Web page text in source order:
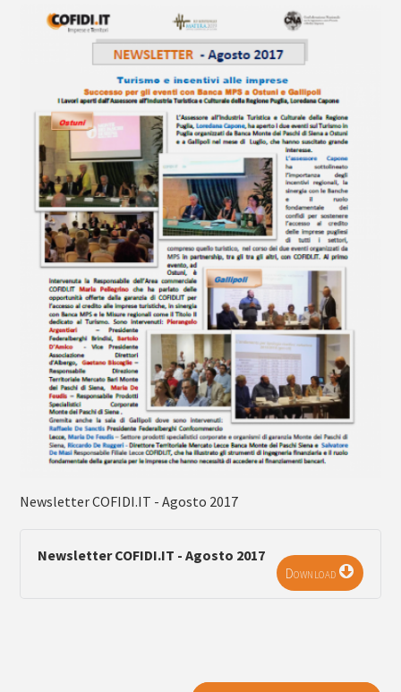
Newsletter COFIDI.IT - Agosto 2017
Newsletter COFIDI.IT - Agosto 2017
Download